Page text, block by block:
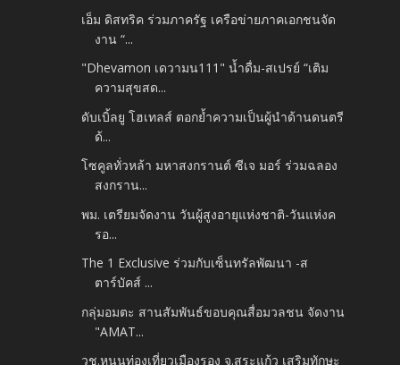
เอ็ม ดิสทริค ร่วมภาครัฐ​ เครือข่ายภาคเอกชนจัด
งาน “...
"Dhevamon เดวามน111" น้ำดื่ม-สเปรย์ “เติม
ความสุขสด...
ดับเบิ้ลยู โฮเทลส์ ตอกย้ำความเป็นผู้นำด้านดนตรี
ด้...
โซคูลทั่วหล้า มหาสงกรานต์ ซีเจ มอร์ ร่วมฉลอง
สงกราน...
พม. เตรียมจัดงาน วันผู้สูงอายุแห่งชาติ​-วันแห่งค
รอ...
The 1 Exclusive ร่วมกับเซ็นทรัลพัฒนา -​ส
ตาร์บัคส์ ...
กลุ่มอมตะ สานสัมพันธ์ขอบคุณสื่อมวลชน​ จัดงาน
"AMAT...
วช.หนุนท่องเที่ยวเมืองรอง จ.สระแก้ว เสริมทักษะ